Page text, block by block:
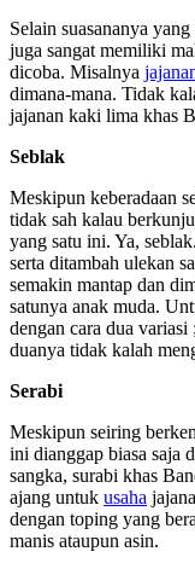
Selain suasananya
juga sangat memiliki
dicoba. Misalnya
dimana-mana. Tidak
jajanan kaki lima khas
Seblak
Meskipun keberadaan
tidak sah kalau
yang satu ini. Ya,
serta ditambah ulekan
semakin mantap dan
satunya anak muda.
dengan cara dua
duanya tidak kalah
Serabi
Meskipun seiring
ini dianggap biasa saja
sangka, surabi khas
ajang untuk usaha
dengan toping yang
manis ataupun asin.